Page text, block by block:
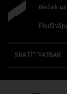
K-BeautyBiežāk
SKATĪT VAIRĀK